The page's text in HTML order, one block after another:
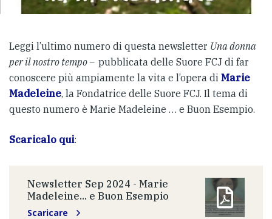
Leggi l’ultimo numero di questa newsletter Una donna
per il nostro tempo – pubblicata delle Suore FCJ di far
conoscere più ampiamente la vita e l’opera di Marie
Madeleine, la Fondatrice delle Suore FCJ. Il tema di
questo numero è Marie Madeleine … e Buon Esempio.
Scaricalo qui:
Newsletter Sep 2024 - Marie
Madeleine... e Buon Esempio
Scaricare